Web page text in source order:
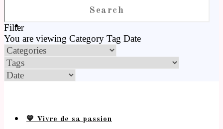
Filter
You are viewing Category Tag Date
💛 Vivre de sa passion